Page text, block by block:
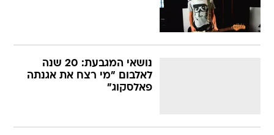
נושאי המגבעת: 20 שנה
לאלבום "מי רצח את אגנתה
פאלסקוג"